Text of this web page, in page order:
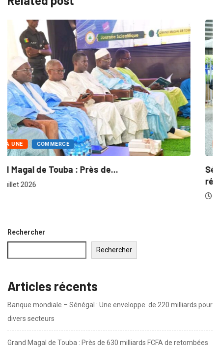
A LA UNE ACTU-CHAMBRES
Séminaire des chambres consulaires sur les
réformes...
Rechercher
Rechercher
Articles récents
Banque mondiale – Sénégal : Une enveloppe de 220 milliards pour
divers secteurs
Grand Magal de Touba : Près de 630 milliards FCFA de retombées